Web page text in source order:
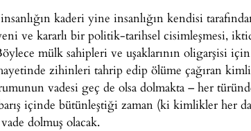
kaderi yine insanlığın kendisi
ve kararlı bir politik-tarihsel cisimleşmesi,
mülk sahipleri ve uşaklarının oligarşisi için
zihinleri tahrip edip ölüme çağıran
vadesi geç de olsa dolmakta – her
içinde bütünleştiği zaman (ki kimlikler her
dolmuş olacak.